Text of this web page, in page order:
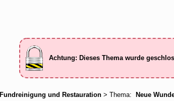
Achtung: Dieses Thema wurde
Fundreinigung und Restauration > Thema:
Neue